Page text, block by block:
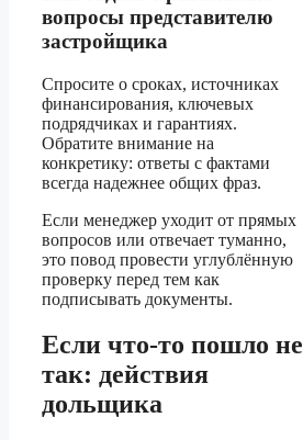
вопросы представителю
застройщика
Спросите о сроках, источниках
финансирования, ключевых
подрядчиках и гарантиях.
Обратите внимание на
конкретику: ответы с фактами
всегда надежнее общих фраз.
Если менеджер уходит от прямых
вопросов или отвечает туманно,
это повод провести углублённую
проверку перед тем как
подписывать документы.
Если что-то пошло не
так: действия
дольщика